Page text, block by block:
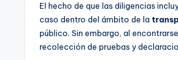
El hecho de que las diligencias
caso dentro del ámbito de la
público. Sin embargo, al
recolección de pruebas y